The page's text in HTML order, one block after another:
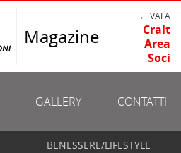
Magazine
← VAI A
Cralt
Area
Soci
GALLERY CONTATTI
BENESSERE/LIFESTYLE